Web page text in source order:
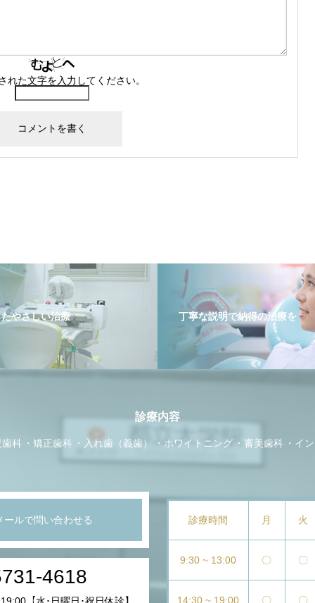
れた文字を入力してください。
やさしい治療 丁寧な説明で納得の治療を
診療内容
歯科 矯正歯科 入れ歯（義歯） ホワイトニング 審美歯科 イ
ールで問い合わせる
4618
診療時間 月 火
9:30 ~ 13:00 〇 〇
14:30 ~ 19:00 〇 〇